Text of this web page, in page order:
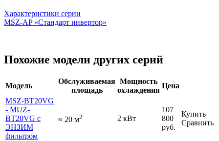
Характеристики серии
MSZ-AP «Стандарт инвертор»
Похожие модели других серий
Модель
Обслуживаемая
площадь
Мощность
охлаждения
Цена
MSZ-BT20VG
- MUZ-
BT20VG с
ЭНЗИМ
фильтром
≈ 20 м2 2 кВт
107
800
руб.
Купить
Сравнить